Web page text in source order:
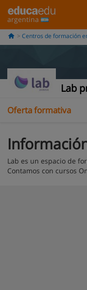
argentina
Centros de formación
Lab
Información
Oferta formativa
Lab es un espacio de
Contamos con cursos